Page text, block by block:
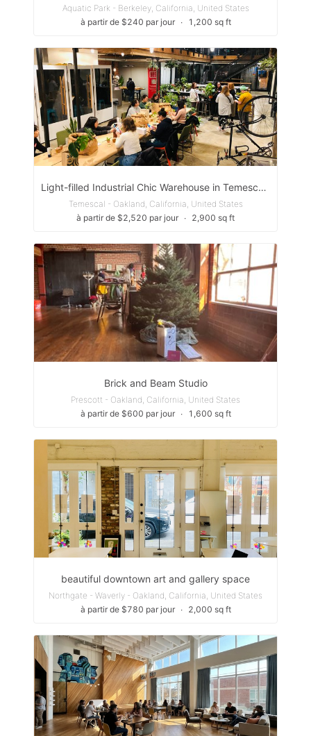
Aquatic Park - Berkeley, California, United States
à partir de $240 par jour
∙ 1,200 sq ft
Light-filled Industrial Chic Warehouse in Temescal, neighborhood of Oakland, California
Temescal - Oakland, California, United States
à partir de $2,520 par jour ∙ 2,900 sq ft
Brick and Beam Studio
Prescott - Oakland, California, United States
à partir de $600 par jour
∙ 1,600 sq ft
beautiful downtown art and gallery space
Northgate - Waverly - Oakland, California, United States
à partir de $780 par jour
∙ 2,000 sq ft